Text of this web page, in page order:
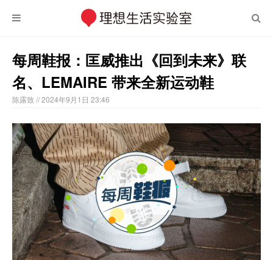
每周鞋报：匡威推出《回到未来》联
名、LEMAIRE 带来全新运动鞋
陈露致// 2024年9月1日 23:46